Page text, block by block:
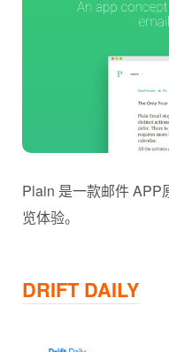
Plain 是一款邮件 APP
览体验。
DRIFT DAILY